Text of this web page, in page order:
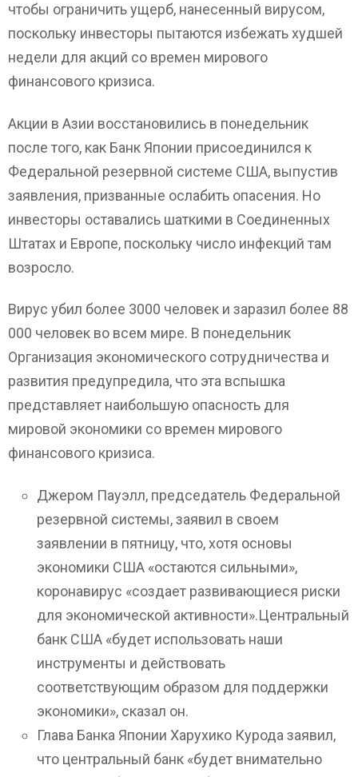
чтобы ограничить ущерб, нанесенный вирусом,
поскольку инвесторы пытаются избежать худшей
недели для акций со времен мирового
финансового кризиса.
Акции в Азии восстановились в понедельник
после того, как Банк Японии присоединился к
Федеральной резервной системе США, выпустив
заявления, призванные ослабить опасения. Но
инвесторы оставались шаткими в Соединенных
Штатах и ​​Европе, поскольку число инфекций там
возросло.
Вирус убил более 3000 человек и заразил более 88
000 человек во всем мире. В понедельник
Организация экономического сотрудничества и
развития предупредила, что эта вспышка
представляет наибольшую опасность для
мировой экономики со времен мирового
финансового кризиса.
Джером Пауэлл, председатель Федеральной
резервной системы, заявил в своем
заявлении в пятницу, что, хотя основы
экономики США «остаются сильными»,
коронавирус «создает развивающиеся риски
для экономической активности».Центральный
банк США «будет использовать наши
инструменты и действовать
соответствующим образом для поддержки
экономики», сказал он.
Глава Банка Японии Харухико Курода заявил,
что центральный банк «будет внимательно